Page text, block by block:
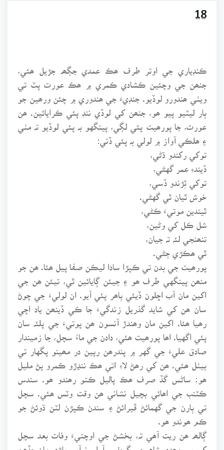
18
ڪنڊياري جي اوتر طرف ھڪ عمدي جڳھہ جڙيل ھئي،
جنھن جي وچئين ڪشادي ڪمري ۾ ھڪ عورت پٽ تي
ويٺي ھندورو لوڏيو. جنڊيءَ جي ھندوري ۾ چئن ورھين جو
ٻار ليٽيو پيو ھو، جنھن کي لوڏي ننڊ پئي ڪرايائين. ھن
عورت، جا پورھيت پئي لڳي، پينگهو بہ پئي لوڏيو تہ مٺي
۽ ھلڪي آواز ۾ لولي بہ پئي ڏني:
توکي رکندو ڌڻي،
ڏيندءِ عمر گهڻي،
توکي ٽِڙندو ڏسي،
خوش ٿيان ٿي گهڻي.
ٿيندين موتيءَ ڪڻي،
شل ڪل کي وڻين،
تنھنجي لئہ تہ جيان،
ٿي ھڪڙي ڄڻي.
پورھيت جي بدن تي ڪپڙا سادا ليڪن صفا پيل ھئا. ھن جو
منھن پينگهي طرف ھو ۽ جيئن ڳايائين ٿي، تيئن ھن جي
اکين مان آب اڇلون ڏيئي ٻاھر پئي آيو. ان لوليءَ جي چوڻ
سان ھن کي شايد گذريل زندگيءَ جا ڪي ڏينھن ياد اچي
رھيا ھئا. اکين مان وھندڙ آنسون ھن پوتيءَ جي پلئہ سان
پئي اگهيا. اھا پورھيت ھئي، دادن جي ماءُ سچل، جا زميندار
صادق عليءَ جي گهر ۾ پندرھن رپين در مھينو پگهار تي
بيٺل ھئي. ھن کي رھڻ لاءِ اتي ھڪ ننڍڙو ڪمرو پڻ مليل
ھو؛ ساڻس گڏ صرف ھڪ پاليل ڪتو رھندو ھو. سندس
ڪٽنب جي اھائي بچيل نشاني ھن وقت وٽس ھئي. سچل
تي ٻارن جي گهمائڻ ڦيرائڻ ۽ سندن ڪپڙن لٽن ڌوئڻ جو
ڳالھہ ھن ريت آھي تہ، بخشڻ جي اوچتيءَ وفات بعد سچل
کي پير مھدي شاھہ جي ڳوٺ ۾ آرام نہ آيو. پاڙي مان جڏھن